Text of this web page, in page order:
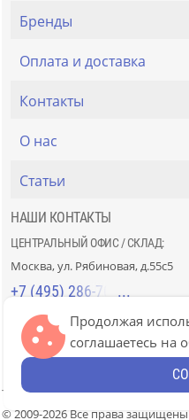
Бренды
Оплата и доставка
Контакты
О нас
Статьи
НАШИ КОНТАКТЫ
ЦЕНТРАЛЬНЫЙ ОФИС / СКЛАД:
Москва, ул. Рябиновая, д.55с5
+7 (495) 286-70-40
СТРОЙРЫНОК «СЛАВЯНСКИЙ МИР»:
Москва, 41км МКАД, пав. Г-14/
+7 (499) 226-74-18
© 2009-2026 Все права защищены
Продолжая
соглашаетесь на